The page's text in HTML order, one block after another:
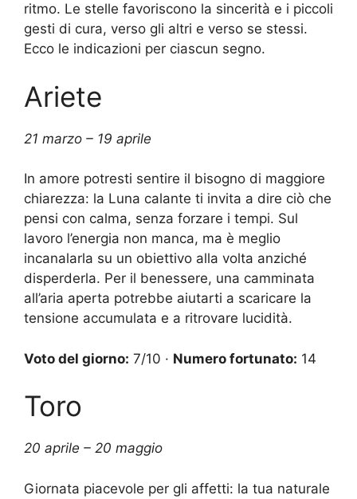
ritmo. Le stelle favoriscono la sincerità e i piccoli
gesti di cura, verso gli altri e verso se stessi.
Ecco le indicazioni per ciascun segno.
Ariete
21 marzo – 19 aprile
In amore potresti sentire il bisogno di maggiore
chiarezza: la Luna calante ti invita a dire ciò che
pensi con calma, senza forzare i tempi. Sul
lavoro l’energia non manca, ma è meglio
incanalarla su un obiettivo alla volta anziché
disperderla. Per il benessere, una camminata
all’aria aperta potrebbe aiutarti a scaricare la
tensione accumulata e a ritrovare lucidità.
Voto del giorno: 7/10 · Numero fortunato: 14
Toro
20 aprile – 20 maggio
Giornata piacevole per gli affetti: la tua naturale